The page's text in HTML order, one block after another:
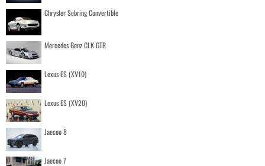
Chrysler Sebring Convertible
Mercedes Benz CLK GTR
Lexus ES (XV10)
Lexus ES (XV20)
Jaecoo 8
Jaecoo 7